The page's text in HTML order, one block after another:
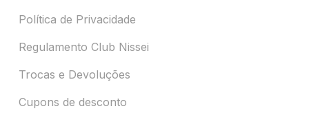
Política de Privacidade
Regulamento Club Nissei
Trocas e Devoluções
Cupons de desconto